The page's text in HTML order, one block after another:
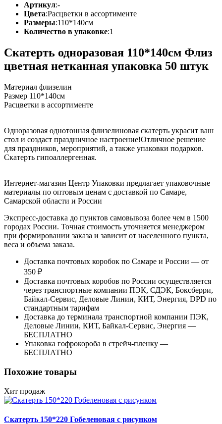
Артикул:-
Цвета:Расцветки в ассортименте
Размеры:110*140см
Количество в упаковке:1
Скатерть одноразовая 110*140см Флиз
цветная нетканная упаковка 50 штук
Материал флизелин
Размер 110*140см
Расцветки в ассортименте
Одноразовая однотонная флизелиновая скатерть украсит ваш
стол и создаст праздничное настроение!Отличное решение
для праздников, мероприятий, а также упаковки подарков.
Скатерть гипоаллергенная.
Интернет-магазин Центр Упаковки предлагает упаковочные
материалы по оптовым ценам с доставкой по Самаре,
Самарской области и России
Экспресс-доставка до пунктов самовывоза более чем в 1500
городах России. Точная стоимость уточняется менеджером
при формировании заказа и зависит от населенного пункта,
веса и объема заказа.
Доставка почтовых коробок по Самаре и России — от
350 ₽
Доставка почтовых коробов по России осуществляется
через транспортные компании ПЭК, СДЭК, Боксберри,
Байкал-Сервис, Деловые Линии, КИТ, Энергия, DPD по
стандартным тарифам
Доставка до терминала транспортной компании ПЭК,
Деловые Линии, КИТ, Байкал-Сервис, Энергия —
БЕСПЛАТНО
Упаковка гофрокороба в стрейч-пленку —
БЕСПЛАТНО
Похожие товары
Хит продаж
Скатерть 150*220 Гобеленовая с рисунком